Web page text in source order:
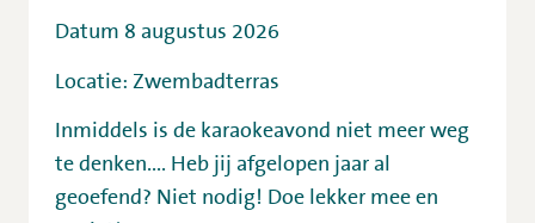
Datum 8 augustus 2026
Locatie: Zwembadterras
Inmiddels is de karaokeavond niet meer weg
te denken.... Heb jij afgelopen jaar al
geoefend? Niet nodig! Doe lekker mee en